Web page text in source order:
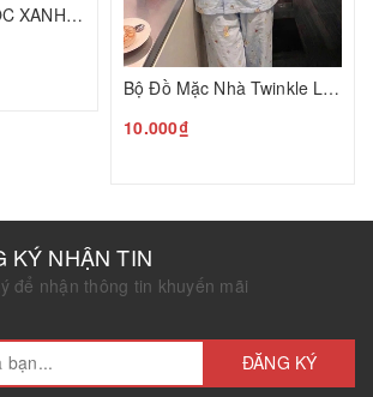
BỘ PZM HÀN SỌC XANH TQ26080950
Bộ Đồ Mặc Nhà Twinkle Little Star HQ26080840
10.000₫
KÝ NHẬN TIN
để nhận thông tin khuyến mãi
ĐĂNG KÝ